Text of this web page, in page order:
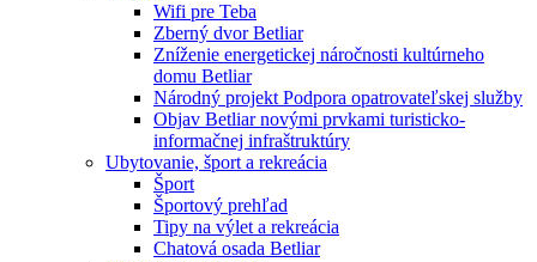
Wifi pre Teba
Zberný dvor Betliar
Zníženie energetickej náročnosti kultúrneho
domu Betliar
Národný projekt Podpora opatrovateľskej služby
Objav Betliar novými prvkami turisticko-
informačnej infraštruktúry
Ubytovanie, šport a rekreácia
Šport
Športový prehľad
Tipy na výlet a rekreácia
Chatová osada Betliar